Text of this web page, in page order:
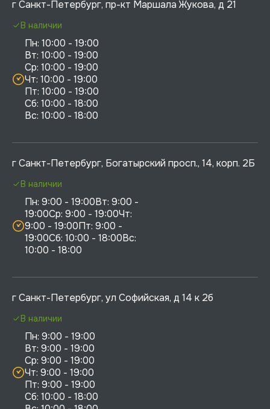
г Санкт-Петербург, пр-кт Маршала Жукова, д 21
Пн: 10:00 - 19:00
Вт: 10:00 - 19:00
Ср: 10:00 - 19:00
Чт: 10:00 - 19:00
Пт: 10:00 - 19:00
Сб: 10:00 - 18:00
В наличии
г Санкт-Петербург, Богатырский просп., 14, корп. 2Б
Пн: 9:00 - 19:00Вт: 9:00 -
19:00Ср: 9:00 - 19:00Чт:
9:00 - 19:00Пт: 9:00 -
19:00Сб: 10:00 - 18:00Вс:
10:00 - 18:00
В наличии
г Санкт-Петербург, ул Софийская, д 14 к 2б
Пн: 9:00 - 19:00
Вт: 9:00 - 19:00
Ср: 9:00 - 19:00
Чт: 9:00 - 19:00
Пт: 9:00 - 19:00
Сб: 10:00 - 18:00
В наличии